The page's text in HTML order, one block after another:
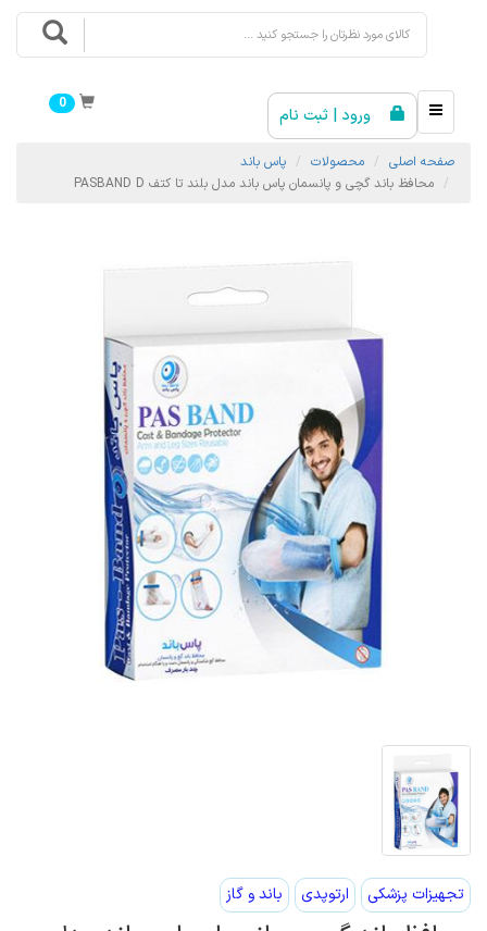
0
ورود | ثبت نام
صفحه اصلی محصولات
پاس باند
محافظ باند گچی و پانسمان پاس باند مدل بلند تا کتف PASBAND D
تجهیزات پزشکی ارتوپدی باند و گاز